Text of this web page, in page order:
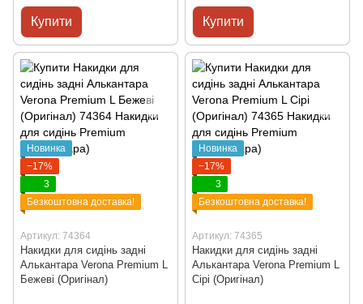
Купити Купити
Новинка
−17%
3
Безкоштовна доставка!
Артикул: 74364
Накидки для сидінь задні
Алькантара Verona Premium L
Бежеві (Оригінал)
Новинка
−17%
3
Безкоштовна доставка!
Артикул: 74365
Накидки для сидінь задні
Алькантара Verona Premium L
Сірі (Оригінал)